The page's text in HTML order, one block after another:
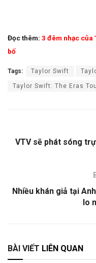
Đọc thêm: 3 đêm nhạc của
bố
Tags: Taylor Swift
Taylor Swift: The Eras
VTV sẽ phát sóng
Nhiều khán giả tại
lo
BÀI VIẾT LIÊN QUAN